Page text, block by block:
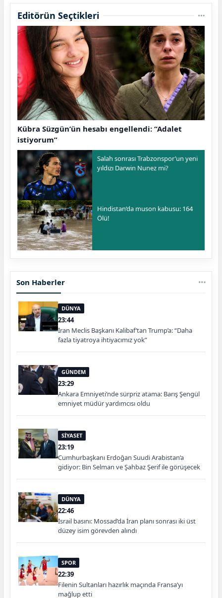
Editörün Seçtikleri
Kübra Süzgün’ün hesabı engellendi: “Adalet
istiyorum”
Salah sonrası Trabzonspor’un yeni
yıldızı Darwin Nunez mi?
Hindistan’da muson kabusu: 164
Ölü!
Son Haberler
DÜNYA
23:44
İran Meclis Başkanı Kalibaf’tan Trump’a: “Daha
fazla tiyatroya ihtiyacımız yok”
GÜNDEM
23:29
Ankara Emniyeti’nde sürpriz atama: Barış Şengül
emniyet müdür yardımcısı oldu
SİYASET
23:19
Cumhurbaşkanı Erdoğan Suudi Arabistan’a
gidiyor: Bin Selman ve Şahbaz Şerif ile görüşecek
DÜNYA
22:46
İsrail basını: Mossad’da İran planı sonrası iki üst
düzey isim görevden alındı
SPOR
22:39
Filenin Sultanları hazırlık maçında Fransa’yı
mağlup etti